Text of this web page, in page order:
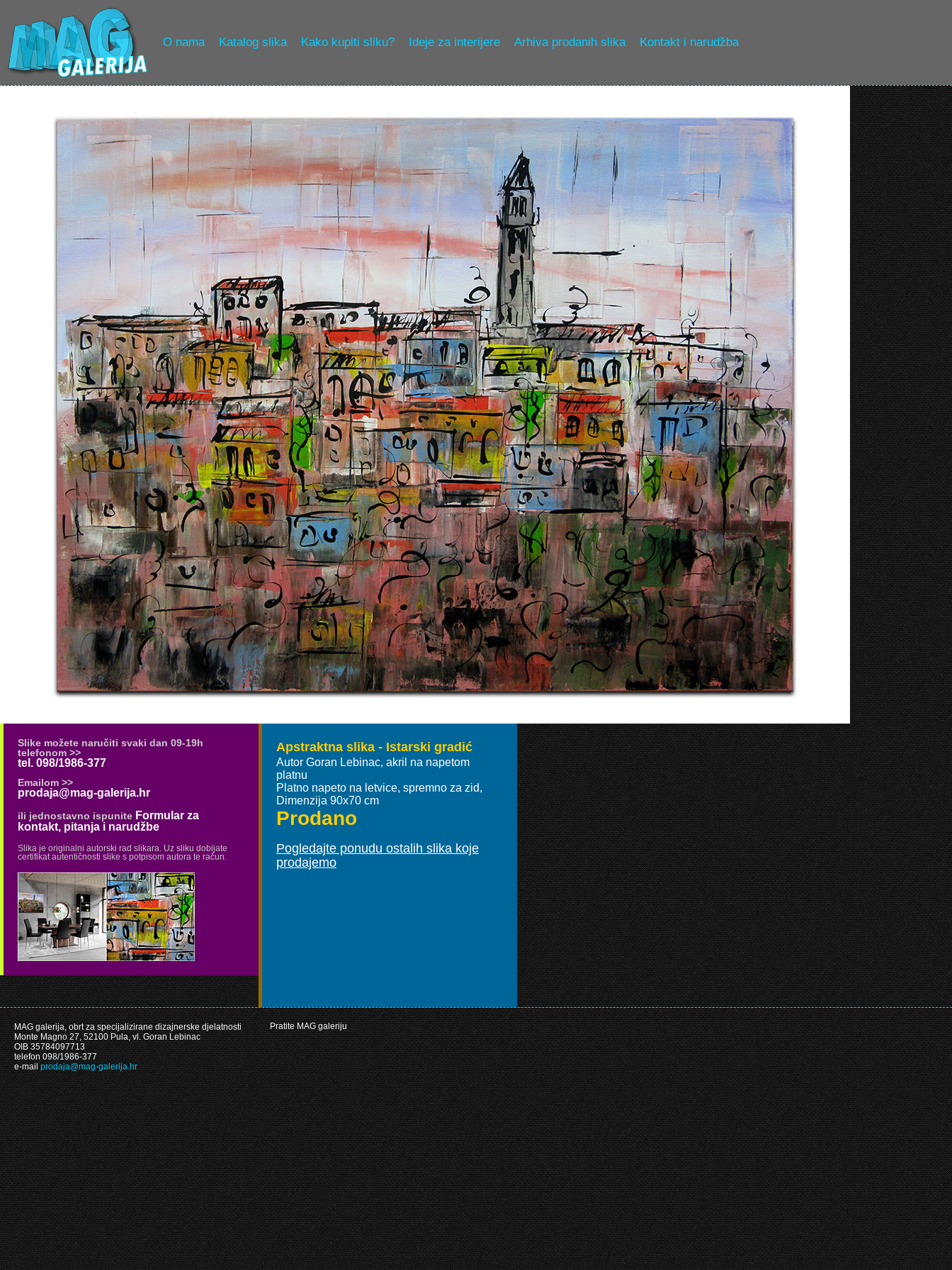
O nama Katalog slika Kako kupiti sliku? Ideje za interijere Arhiva prodanih slika Kontakt i narudžba
Slike možete naručiti svaki dan 09-19h
telefonom >>
tel. 098/1986-377
Emailom >>
prodaja@mag-galerija.hr
ili jednostavno ispunite Formular za
kontakt, pitanja i narudžbe
Slika je originalni autorski rad slikara. Uz sliku dobijate
certifikat autentičnosti slike s potpisom autora te račun.
Apstraktna slika - Istarski gradić
Autor Goran Lebinac, akril na napetom
platnu
Platno napeto na letvice, spremno za zid,
Dimenzija 90x70 cm
Prodano
Pogledajte ponudu ostalih slika koje
prodajemo
MAG galerija, obrt za specijalizirane dizajnerske djelatnosti
Monte Magno 27, 52100 Pula, vl. Goran Lebinac
OIB 35784097713
telefon 098/1986-377
e-mailprodaja@mag-galerija.hr
Pratite MAG galeriju